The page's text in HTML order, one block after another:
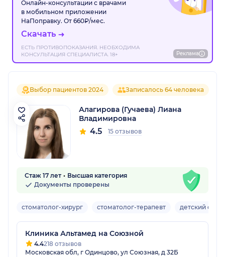
Онлайн-консультации с врачами
в мобильном приложении
НаПоправку. От 660₽/мес.
Скачать
ЕСТЬ ПРОТИВОПОКАЗАНИЯ. НЕОБХОДИМА
КОНСУЛЬТАЦИЯ СПЕЦИАЛИСТА. 18+
Реклама
Выбор пациентов 2024 Записалось 64 человека
Алагирова (Гучаева) Лиана
Владимировна
4.5 15 отзывов
Стаж 17 лет
Высшая категория
Документы проверены
стоматолог-хирург стоматолог-терапевт детский
Клиника Альтамед на Союзной
4.4218 отзывов
Московская обл, г Одинцово, ул Союзная, д 32Б